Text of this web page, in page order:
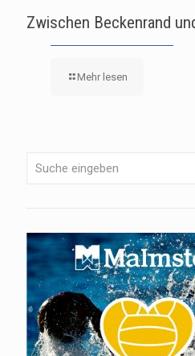
Zwischen Beckenrand
Mehr lesen